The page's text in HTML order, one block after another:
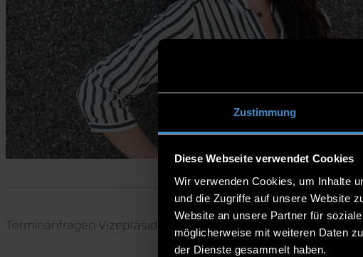
Zustimmung
Diese Webseite verwendet Cookies
Wir verwenden Cookies, um Inhalte
und die Zugriffe auf unsere Website
Website an unsere Partner für
möglicherweise mit weiteren Daten
der Dienste gesammelt haben.
Terminanfragen Vizepräsidentin Third Mission und